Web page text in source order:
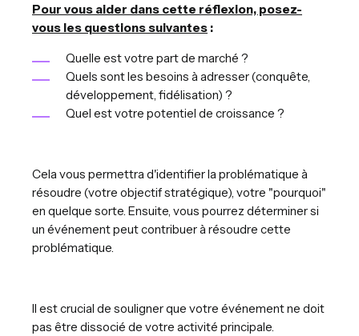
Pour vous aider dans cette réflexion, posez-
vous les questions suivantes :
Quelle est votre part de marché ?
Quels sont les besoins à adresser (conquête,
développement, fidélisation) ?
Quel est votre potentiel de croissance ?
Cela vous permettra d'identifier la problématique à
résoudre (votre objectif stratégique), votre "pourquoi"
en quelque sorte. Ensuite, vous pourrez déterminer si
un événement peut contribuer à résoudre cette
problématique.
Il est crucial de souligner que votre événement ne doit
pas être dissocié de votre activité principale.